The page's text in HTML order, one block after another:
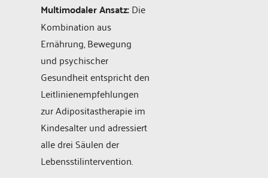
Multimodaler Ansatz:Die
Kombination aus
Ernährung, Bewegung
und psychischer
Gesundheit entspricht den
Leitlinienempfehlungen
zur Adipositastherapie im
Kindesalter und adressiert
alle drei Säulen der
Lebensstilintervention.